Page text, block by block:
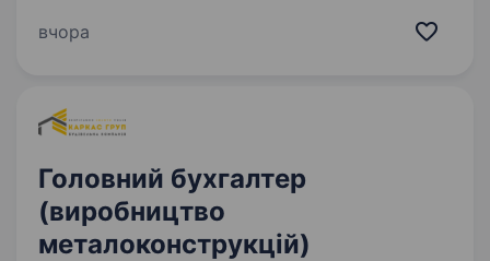
оподаткування» Умови роботи: 5-денний
вчора
Головний бухгалтер
(виробництво
металоконструкцій)